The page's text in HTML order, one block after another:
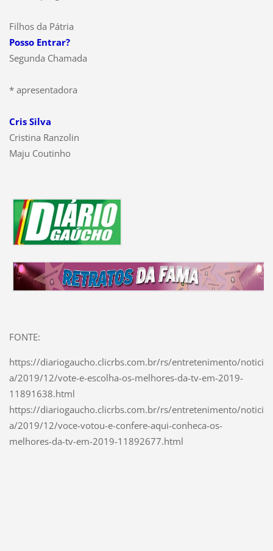
Filhos da Pátria
Posso Entrar?
Segunda Chamada
* apresentadora
Cris Silva
Cristina Ranzolin
Maju Coutinho
FONTE:
https://diariogaucho.clicrbs.com.br/rs/entretenimento/notici
a/2019/12/vote-e-escolha-os-melhores-da-tv-em-2019-
11891638.html
https://diariogaucho.clicrbs.com.br/rs/entretenimento/notici
a/2019/12/voce-votou-e-confere-aqui-conheca-os-
melhores-da-tv-em-2019-11892677.html